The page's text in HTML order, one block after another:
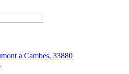
a Cambes, 33880